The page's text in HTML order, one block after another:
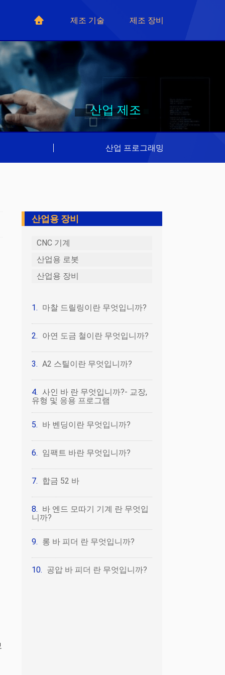
제조 기술 제조 장비
산업 제조
산업 프로그래밍
산업용 장비
CNC 기계
산업용 로봇
산업용 장비
마찰 드릴링이란 무엇입니까?
아연 도금 철이란 무엇입니까?
A2 스틸이란 무엇입니까?
사인 바 란 무엇입니까?- 교장,
유형 및 응용 프로그램
바 벤딩이란 무엇입니까?
임팩트 바란 무엇입니까?
합금 52 바
바 엔드 모따기 기계 란 무엇입
니까?
롱 바 피더 란 무엇입니까?
공압 바 피더 란 무엇입니까?